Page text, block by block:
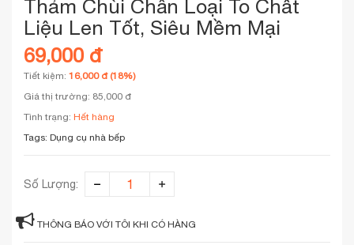
Thảm Chùi Chân Loại To Chất
Liệu Len Tốt, Siêu Mềm Mại
69,000 đ
Tiết kiệm: 16,000 đ (18%)
Giá thị trường: 85,000 đ
Tình trạng: Hết hàng
Tags: Dụng cụ nhà bếp
Số Lượng:
THÔNG BÁO VỚI TÔI KHI CÓ HÀNG